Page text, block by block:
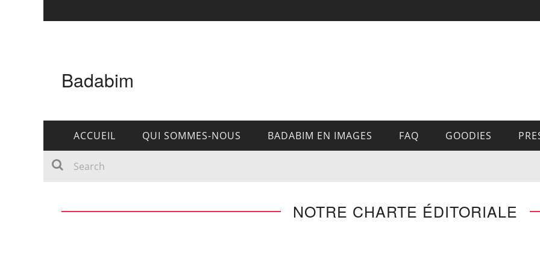
Badabim
ACCUEIL QUI SOMMES-NOUS BADABIM EN IMAGES FAQ GOODIES
NOTRE CHARTE ÉDITORIALE